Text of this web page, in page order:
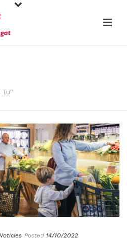
tu"
Posted 14/10/2022